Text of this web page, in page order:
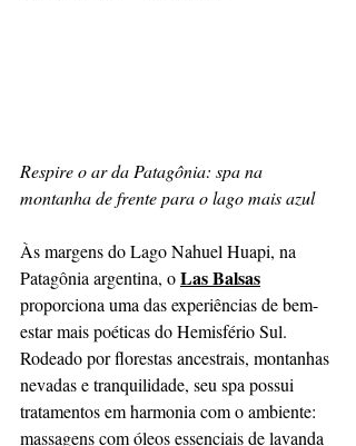
Respire o ar da Patagônia: spa na
montanha de frente para o lago mais azul
Às margens do Lago Nahuel Huapi, na
Patagônia argentina, o Las Balsas
proporciona uma das experiências de bem-
estar mais poéticas do Hemisfério Sul.
Rodeado por florestas ancestrais, montanhas
nevadas e tranquilidade, seu spa possui
tratamentos em harmonia com o ambiente:
massagens com óleos essenciais de lavanda